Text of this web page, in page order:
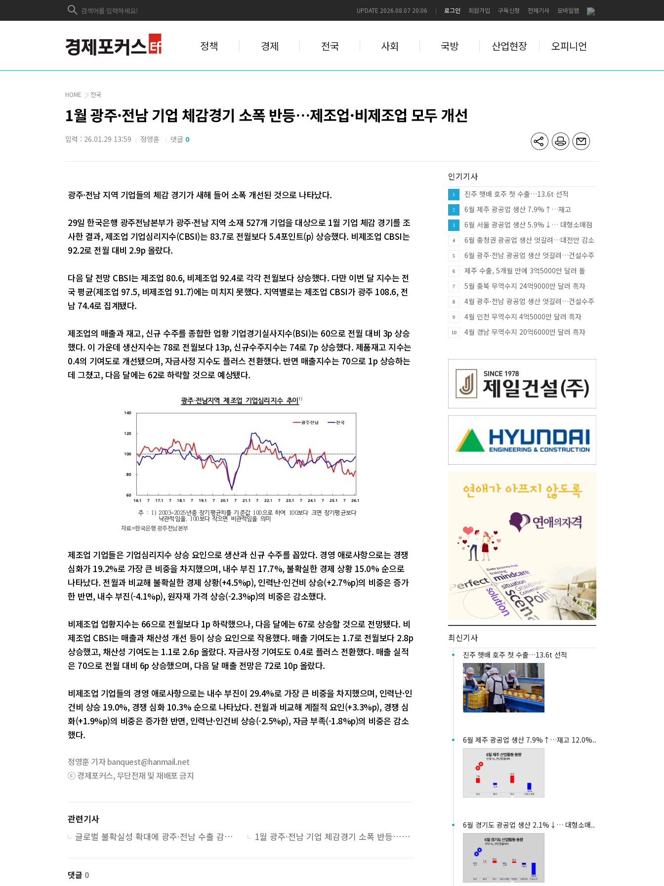
UPDATE 2026.08.07 20:06 로그인 회원가입 구독신청 전체기사 모바일웹
정책 경제 전국 사회 국방 산업현장 오피니언
HOME 전국
1월 광주·전남 기업 체감경기 소폭 반등…제조업·비제조업 모두 개선
입력 : 26.01.29 13:59 | 정영훈 | 댓글 0
광주·전남 지역 기업들의 체감 경기가 새해 들어 소폭 개선된 것으로 나타났다.
29일 한국은행 광주전남본부가 광주·전남 지역 소재 527개 기업을 대상으로 1월 기업 체감 경기를 조
사한 결과, 제조업 기업심리지수(CBSI)는 83.7로 전월보다 5.4포인트(p) 상승했다. 비제조업 CBSI는
92.2로 전월 대비 2.9p 올랐다.
다음 달 전망 CBSI는 제조업 80.6, 비제조업 92.4로 각각 전월보다 상승했다. 다만 이번 달 지수는 전
국 평균(제조업 97.5, 비제조업 91.7)에는 미치지 못했다. 지역별로는 제조업 CBSI가 광주 108.6, 전
남 74.4로 집계됐다.
제조업의 매출과 재고, 신규 수주를 종합한 업황 기업경기실사지수(BSI)는 60으로 전월 대비 3p 상승
했다. 이 가운데 생산지수는 78로 전월보다 13p, 신규수주지수는 74로 7p 상승했다. 제품재고 지수는
0.4의 기여도로 개선됐으며, 자금사정 지수도 플러스 전환했다. 반면 매출지수는 70으로 1p 상승하는
데 그쳤고, 다음 달에는 62로 하락할 것으로 예상됐다.
자료=한국은행 광주전남본부
제조업 기업들은 기업심리지수 상승 요인으로 생산과 신규 수주를 꼽았다. 경영 애로사항으로는 경쟁
심화가 19.2%로 가장 큰 비중을 차지했으며, 내수 부진 17.7%, 불확실한 경제 상황 15.0% 순으로
나타났다. 전월과 비교해 불확실한 경제 상황(+4.5%p), 인력난·인건비 상승(+2.7%p)의 비중은 증가
한 반면, 내수 부진(-4.1%p), 원자재 가격 상승(-2.3%p)의 비중은 감소했다.
비제조업 업황지수는 66으로 전월보다 1p 하락했으나, 다음 달에는 67로 상승할 것으로 전망됐다. 비
제조업 CBSI는 매출과 채산성 개선 등이 상승 요인으로 작용했다. 매출 기여도는 1.7로 전월보다 2.8p
상승했고, 채산성 기여도는 1.1로 2.6p 올랐다. 자금사정 기여도도 0.4로 플러스 전환했다. 매출 실적
은 70으로 전월 대비 6p 상승했으며, 다음 달 매출 전망은 72로 10p 올랐다.
비제조업 기업들의 경영 애로사항으로는 내수 부진이 29.4%로 가장 큰 비중을 차지했으며, 인력난·인
건비 상승 19.0%, 경쟁 심화 10.3% 순으로 나타났다. 전월과 비교해 계절적 요인(+3.3%p), 경쟁 심
화(+1.9%p)의 비중은 증가한 반면, 인력난·인건비 상승(-2.5%p), 자금 부족(-1.8%p)의 비중은 감소
했다.
정영훈 기자 banquest@hanmail.net
ⓒ 경제포커스, 무단전재 및 재배포 금지
관련기사
글로벌 불확실성 확대에 광주·전남 수출 감소 우려
1월 광주·전남 기업 체감경기 소폭 반등…제조업·비제조업 모두 개선
댓글 0
인기기사
1 진주 햇배 호주 첫 수출…13.6t 선적
2
6월 제주 광공업 생산 7.9%↑…재고
12.0%↑·대형소매점 판매 10.8%
3
6월 서울 광공업 생산 5.9%↓… 대형소매점
판매 9.8%↑·건설수주 81.8%↑
4
6월 충청권 광공업 생산 엇갈려…대전만 감소
·충북 33.8% 증가
5
6월 광주·전남 광공업 생산 엇갈려…건설수주
급증
6
제주 수출, 5개월 만에 3억5000만 달러 돌
파…반도체가 견인
7 5월 충북 무역수지 24억9000만 달러 흑자
8
4월 광주·전남 광공업 생산 엇갈려…건설수주
증가세
9 4월 인천 무역수지 4억5000만 달러 흑자
10 4월 경남 무역수지 20억6000만 달러 흑자
최신기사
진주 햇배 호주 첫 수출…13.6t 선적
6월 제주 광공업 생산 7.9%↑…재고 12.0%..
6월 경기도 광공업 생산 2.1%↓… 대형소매..